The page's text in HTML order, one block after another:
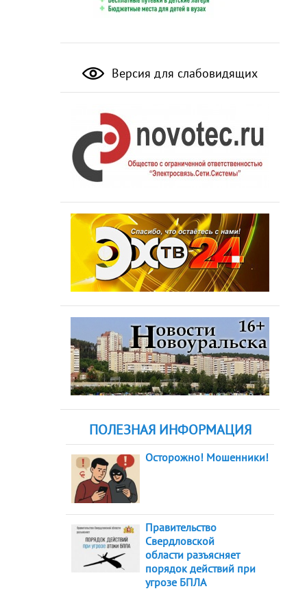
Версия для слабовидящих
ПОЛЕЗНАЯ ИНФОРМАЦИЯ
Осторожно! Мошенники!
Правительство
Свердловской
области разъясняет
порядок действий при
угрозе БПЛА